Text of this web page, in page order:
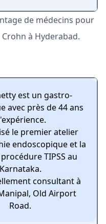
de médecins pour
à Hyderabad.
est un gastro-
avec près de 44 ans
le premier atelier
endoscopique et la
TIPSS au
Karnataka.
consultant à
Old Airport
Road.